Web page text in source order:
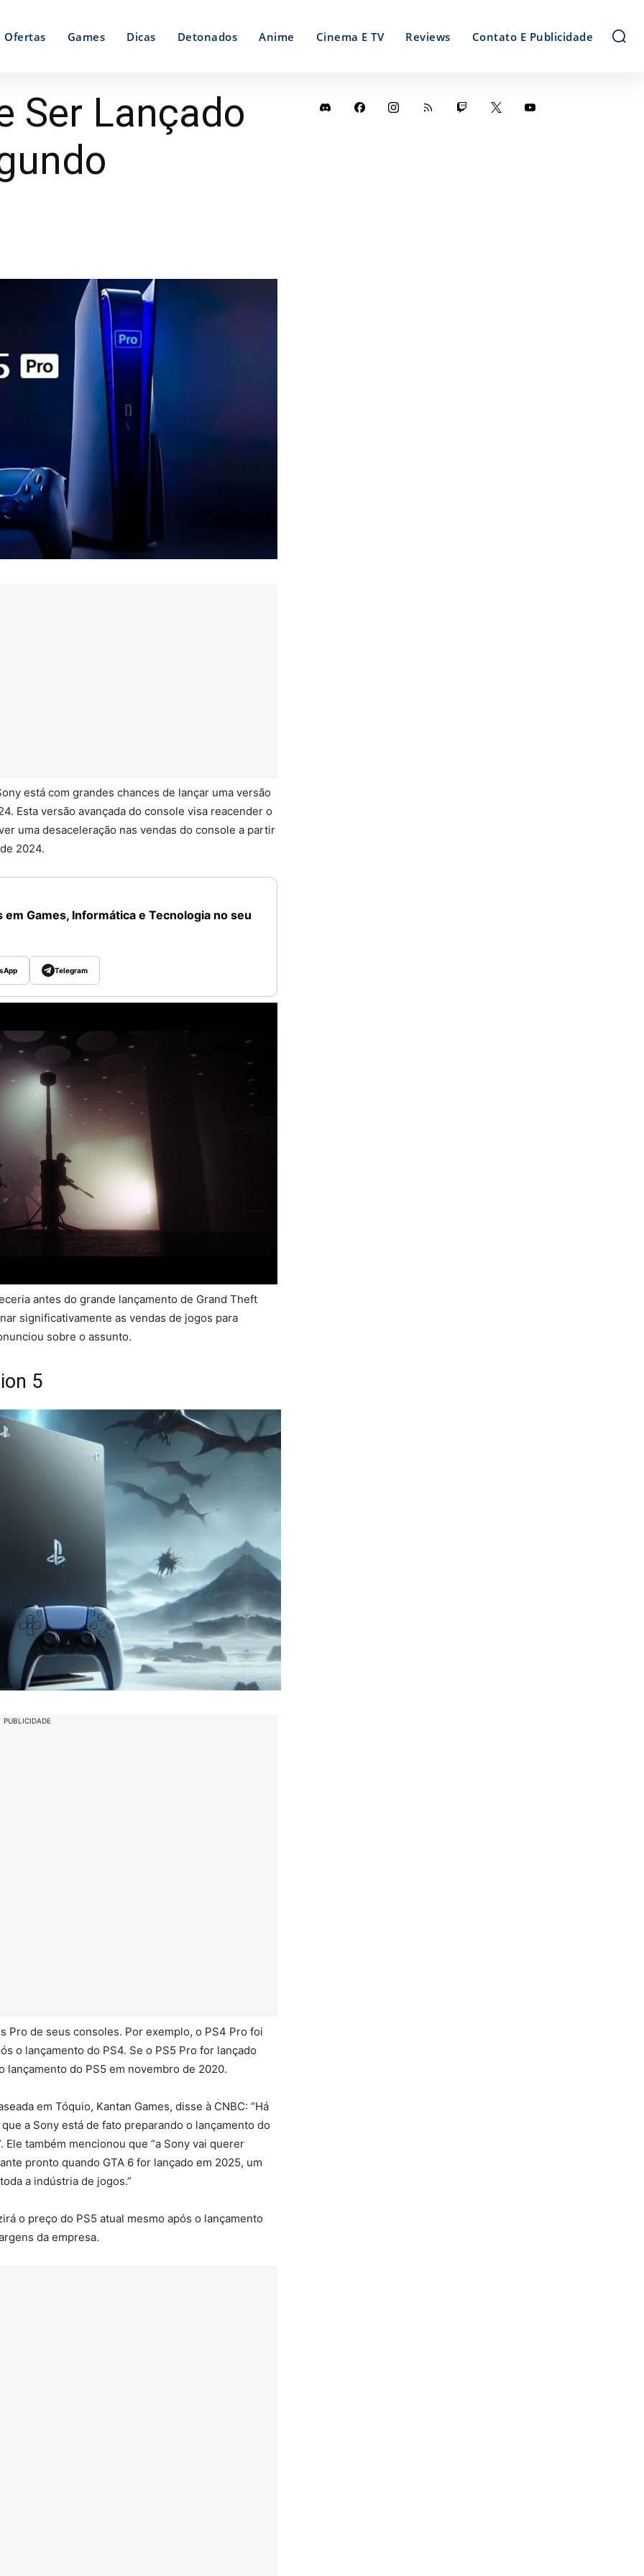
Ofertas Games Dicas Detonados Anime Cinema E TV Reviews Contato E Publicidade
Ser Lançado
está com grandes chances de lançar uma versão
Esta versão avançada do console visa reacender o
uma desaceleração nas vendas do console a partir
2024.
Games, Informática e Tecnologia no seu
Telegram
antes do grande lançamento de Grand Theft
significativamente as vendas de jogos para
sobre o assunto.
5
PUBLICIDADE
Pro de seus consoles. Por exemplo, o PS4 Pro foi
o lançamento do PS4. Se o PS5 Pro for lançado
lançamento do PS5 em novembro de 2020.
em Tóquio, Kantan Games, disse à CNBC: “Há
a Sony está de fato preparando o lançamento do
também mencionou que “a Sony vai querer
pronto quando GTA 6 for lançado em 2025, um
a indústria de jogos.”
o preço do PS5 atual mesmo após o lançamento
da empresa.